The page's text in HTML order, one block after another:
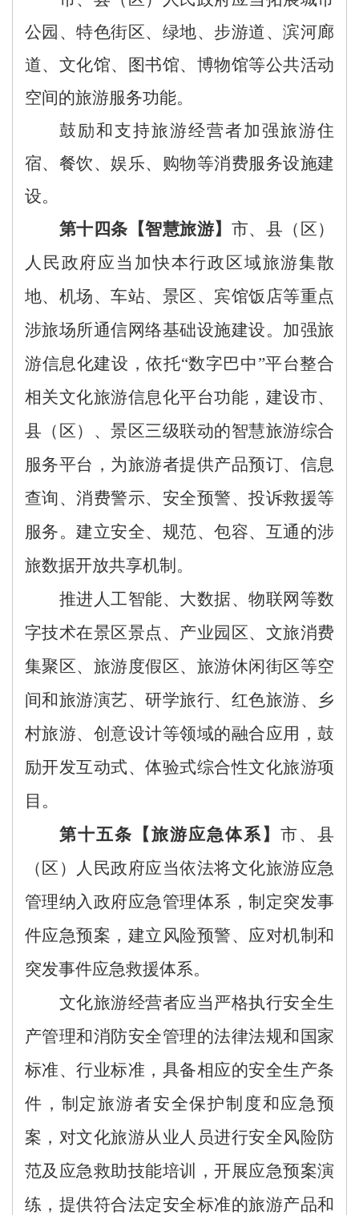
公园、特色街区、绿地、步游道、滨河廊
道、文化馆、图书馆、博物馆等公共活动
空间的旅游服务功能。
鼓励和支持旅游经营者加强旅游住
宿、餐饮、娱乐、购物等消费服务设施建
设。
第十 四条【智慧旅游】 市、县 （区）
人民政府应当 加快本行政区域旅游集散
地、机场、车站、景区、宾馆饭店等重点
涉旅场所通信网络基础设施建设。加强旅
游信息化建设，依托“数字巴中”平台整合
相关文化旅游信息化平台功能，建设市、
县 （区） 、景区三级联动的智慧旅游综合
服务平台 ，为旅游者提供产品预订、信息
查询、消费警示、安全预警、投诉救援等
服务。建立安全、规范、包容、互通的涉
旅数据开放共享机制 。
推进人工智能、大数据、物联网等数
字技术在景区景点、产业园区、文旅消费
集聚区、旅游度假区、旅游休闲街区等空
间和旅游演艺、研学旅行、红色旅游、乡
村旅游、创意设计等领域的融合应用 ， 鼓
励开发互动式、体验式综合性文化旅游项
目。
第十五条【旅游应急体系 】市、县
（区）人民政府应当依法将文化旅游应急
管理纳入政府应急管理体系，制定突发事
件应急预案，建立风险预警、应对机制和
突发事件应急救援体系。
文化旅游经营者应当严格执行安全生
产管理和消防安全管理的法律法规和国家
标准、行业标准，具备相应的安全生产条
件，制定旅游者安全保护制度和应急预
案，对文化旅游从业人员进行安全风险防
范及应急救助技能培训，开展应急预案演
练，提供符合法定安全标准的旅游产品和